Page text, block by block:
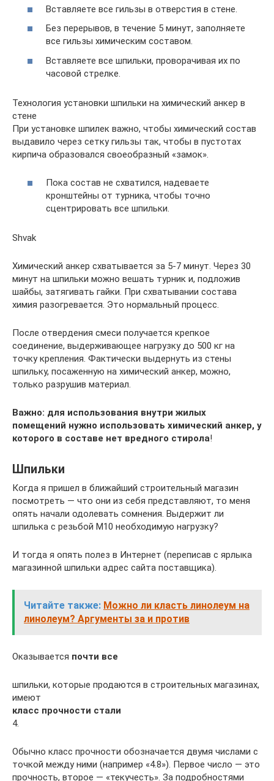
Вставляете все гильзы в отверстия в стене.
Без перерывов, в течение 5 минут, заполняете
все гильзы химическим составом.
Вставляете все шпильки, проворачивая их по
часовой стрелке.
Технология установки шпильки на химический анкер в
стене
При установке шпилек важно, чтобы химический состав
выдавило через сетку гильзы так, чтобы в пустотах
кирпича образовался своеобразный «замок».
Пока состав не схватился, надеваете
кронштейны от турника, чтобы точно
сцентрировать все шпильки.
Shvak
Химический анкер схватывается за 5-7 минут. Через 30
минут на шпильки можно вешать турник и, подложив
шайбы, затягивать гайки. При схватывании состава
химия разогревается. Это нормальный процесс.
После отвердения смеси получается крепкое
соединение, выдерживающее нагрузку до 500 кг на
точку крепления. Фактически выдернуть из стены
шпильку, посаженную на химический анкер, можно,
только разрушив материал.
Важно: для использования внутри жилых
помещений нужно использовать химический анкер, у
которого в составе нет вредного стирола!
Шпильки
Когда я пришел в ближайший строительный магазин
посмотреть — что они из себя представляют, то меня
опять начали одолевать сомнения. Выдержит ли
шпилька с резьбой M10 необходимую нагрузку?
И тогда я опять полез в Интернет (переписав с ярлыка
магазинной шпильки адрес сайта поставщика).
Читайте также: Можно ли класть линолеум на
линолеум? Аргументы за и против
Оказывается почти все
шпильки, которые продаются в строительных магазинах,
имеют
класс прочности стали
4.
Обычно класс прочности обозначается двумя числами с
точкой между ними (например «4.8»). Первое число — это
прочность, второе — «текучесть». За подробностями